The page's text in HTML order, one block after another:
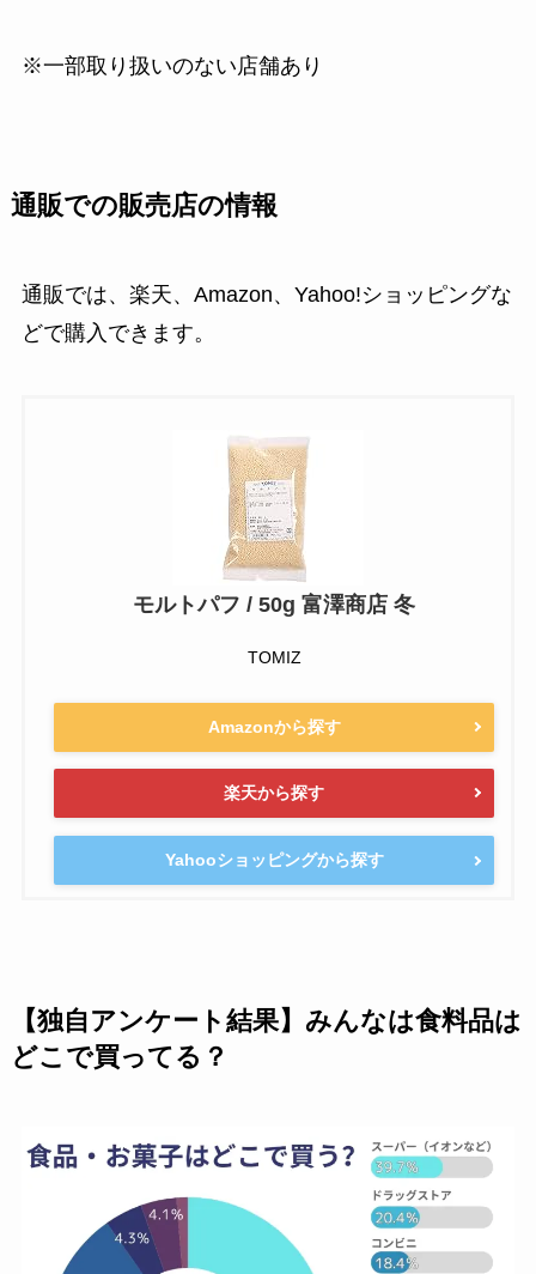
※一部取り扱いのない店舗あり
通販での販売店の情報
通販では、楽天、Amazon、Yahoo!ショッピングな
どで購入できます。
モルトパフ / 50g 富澤商店 冬
TOMIZ
Amazonから探す
楽天から探す
Yahooショッピングから探す
【独自アンケート結果】みんなは食料品は
どこで買ってる？